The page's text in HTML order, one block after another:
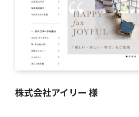
株式会社アイリー 様